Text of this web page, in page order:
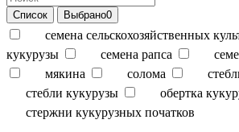
Список Выбрано0
семена сельскохозяйственных
кукурузы
семена рапса
мякина
солома
стебли кукурузы
обертка
стержни кукурузных початков